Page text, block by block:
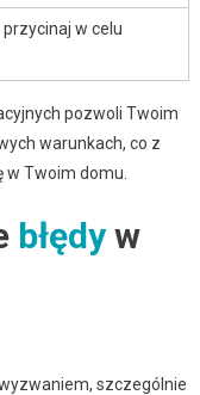
w celu
pozwoli Twoim
warunkach, co z
Twoim domu.
błędyw
szczególnie